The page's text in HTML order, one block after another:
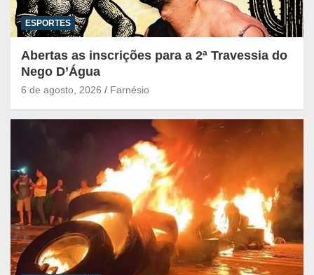
ESPORTES
Abertas as inscrições para a 2ª Travessia do
Nego D’Água
6 de agosto, 2026 Farnésio